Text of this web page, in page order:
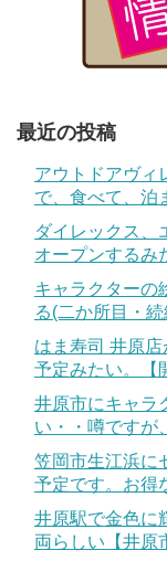
最近の投稿
アウトドアヴ
で、食べて、泊
ダイレックス、
オープンするみ
キャラクターの
る(二か所目・
はま寿司 井原
予定みたい。【
井原市にキャラ
い・・噂ですが
笠岡市生江浜に
予定です。お得
井原駅で金色
両らしい【井原